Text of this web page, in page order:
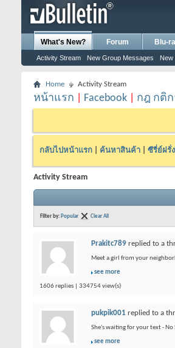
What's New?
Activity Stream New Group Messages New
Forum Blu-
Home Activity Stream
หน้าแรก Facebook กฎ กติ
กลับไปหน้าแรก ค้นหาสินค้า ซีรี่ย์ฝรั่ง
Activity Stream
Filter by: Popular Clear All
Prakitc789 replied to a
Meet a girl from your
see more
1606 replies | 334754 view(s)
pukpik001 replied to a
She's waiting for your text -
see more